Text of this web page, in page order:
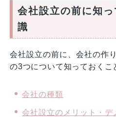
会社設立の前に知
識
会社設立の前に、会社の作
の3つについて知っておくこ
会社の種類
会社設立のメリット・デ